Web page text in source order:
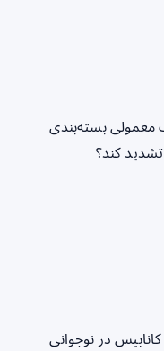
معمولی بسته‌بندی
کند؟
در نوجوانی